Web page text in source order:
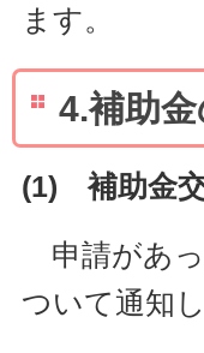
ます。
4.補助
(1) 補助金
申請があっ
ついて通知し